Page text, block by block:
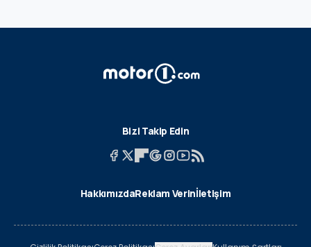
Bizi Takip Edin
HakkımızdaReklam Verinİletişim